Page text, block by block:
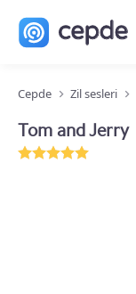
Cepde Zil sesleri
Tom and Jerry